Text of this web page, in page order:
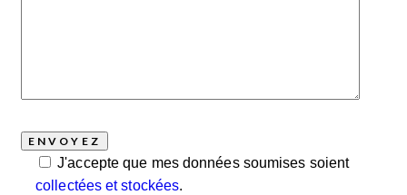
J'accepte que mes données soumises soient
collectées et stockées.